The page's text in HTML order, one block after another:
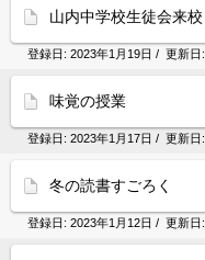
山内中学校生徒会来校
登録日: 2023年1月19日 / 更新日:
味覚の授業
登録日: 2023年1月17日 / 更新日:
冬の読書すごろく
登録日: 2023年1月12日 / 更新日: